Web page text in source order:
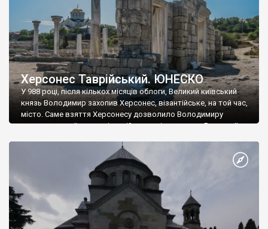
Херсонес Таврійський. ЮНЕСКО
У 988 році, після кількох місяців облоги, Великий київський
князь Володимир захопив Херсонес, візантійське, на той час,
місто. Саме взяття Херсонесу дозволило Володимиру
диктувати свої умови візантійському імператору Василю ІІ, та
Херсонесі Володимир-язичник, став Василем-християнином.
А потім було Хрещення Русі. На честь Херсонесу Таврійського